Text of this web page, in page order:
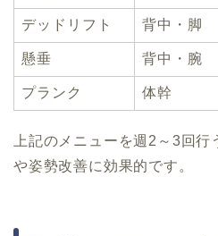
デッドリフト 背中・脚
懸垂 背中・腕
プランク 体幹
上記のメニューを週2～3回
や姿勢改善に効果的です。